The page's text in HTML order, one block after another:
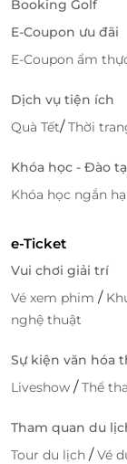
Booking Golf
E-Coupon ưu đãi
E-Coupon ẩm
Dịch vụ tiện ích
Quà Tết/Thời
Khóa học - Đào
Khóa học ngắn
e-Ticket
Vui chơi giải trí
Vé xem phim /
nghệ thuật
Sự kiện văn hóa
Liveshow /Thể
Tham quan du
Tour du lịch /Vé